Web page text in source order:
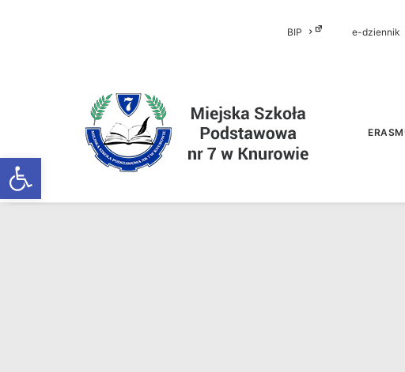
Otwórz pasek narzędzi
BIP e-dziennik